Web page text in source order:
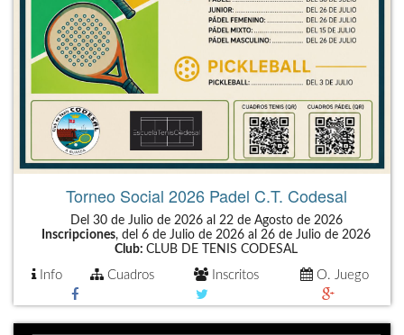
Torneo Social 2026 Padel C.T. Codesal
Del 30 de Julio de 2026 al 22 de Agosto de 2026
Inscripciones, del 6 de Julio de 2026 al 26 de Julio de 2026
Club:CLUB DE TENIS CODESAL
Info Cuadros Inscritos O. Juego